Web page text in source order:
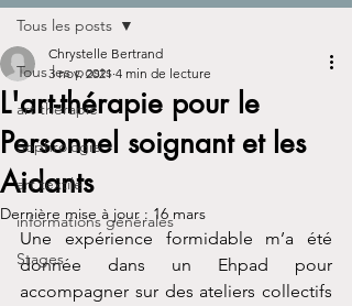
Tous les posts
art thérapie
Sophrologie
art textile
informations générales
Stages
Tous les posts
L'art-thérapie pour le
Personnel soignant et les
Aidants
Chrystelle Bertrand
3 nov. 2021 4 min de lecture
Dernière mise à jour : 16 mars
Une expérience formidable m’a été
donnée dans un Ehpad pour